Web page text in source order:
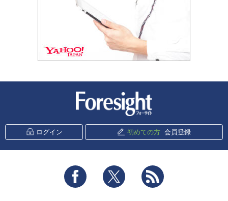
ログイン 初めての方 会員登録
Facebook Twitter